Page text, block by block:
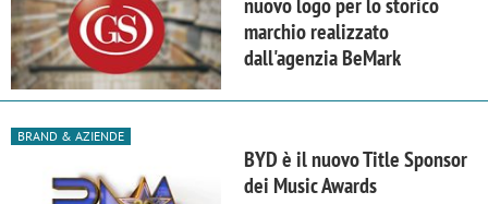
marchio realizzato
dall'agenzia BeMark
BRAND & AZIENDE
BYD è il nuovo Title Sponsor
dei Music Awards